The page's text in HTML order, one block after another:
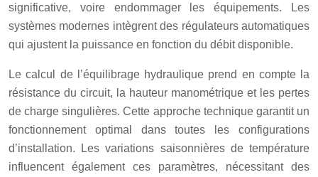
significative, voire endommager les équipements. Les
systèmes modernes intègrent des régulateurs automatiques
qui ajustent la puissance en fonction du débit disponible.
Le calcul de l’équilibrage hydraulique prend en compte la
résistance du circuit, la hauteur manométrique et les pertes
de charge singulières. Cette approche technique garantit un
fonctionnement optimal dans toutes les configurations
d’installation. Les variations saisonnières de température
influencent également ces paramètres, nécessitant des